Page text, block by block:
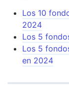
Los 10
2024
Los 5
Los 5
en 2024